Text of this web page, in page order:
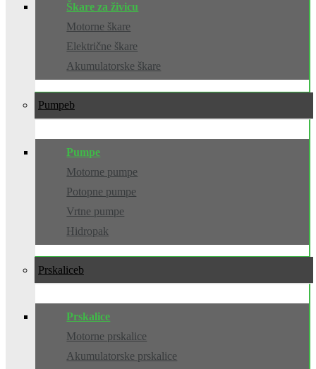
Škare za živicu
Motorne škare
Električne škare
Akumulatorske škare
Pumpe
Pumpe
Motorne pumpe
Potopne pumpe
Vrtne pumpe
Hidropak
Prskalice
Prskalice
Motorne prskalice
Akumulatorske prskalice